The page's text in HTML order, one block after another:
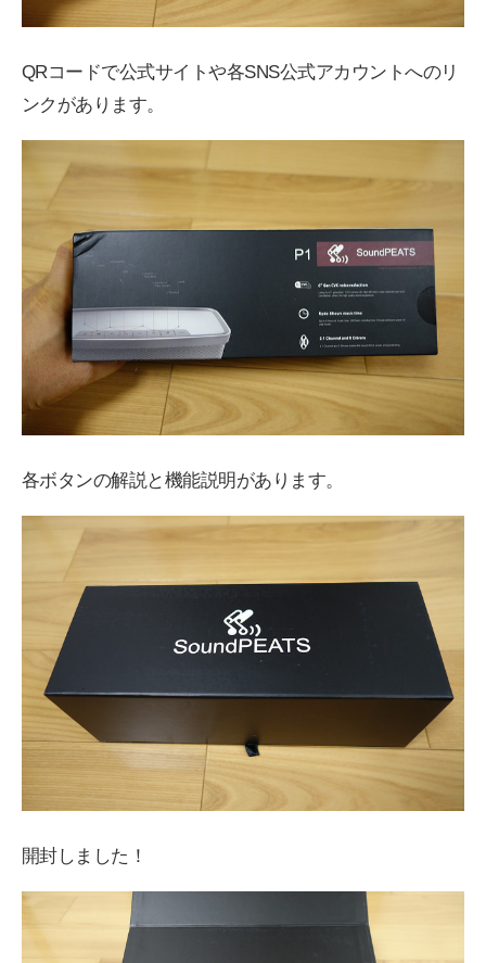
QRコードで公式サイトや各SNS公式アカウントへのリ
ンクがあります。
各ボタンの解説と機能説明があります。
開封しました！